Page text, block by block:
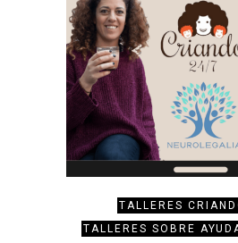
TALLERES
TALLERES SOBRE